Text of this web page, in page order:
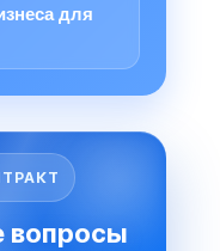
для
вопросы